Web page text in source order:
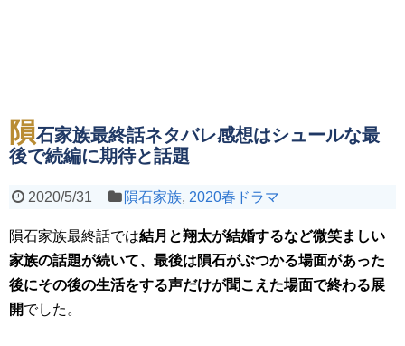
隕石家族最終話ネタバレ感想はシュールな最
後で続編に期待と話題
2020/5/31 隕石家族, 2020春ドラマ
隕石家族最終話では結月と翔太が結婚するなど微笑ましい
家族の話題が続いて、最後は隕石がぶつかる場面があった
後にその後の生活をする声だけが聞こえた場面で終わる展
開でした。